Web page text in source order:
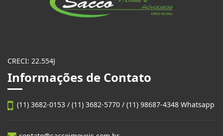
CRECI: 22.554J
Informações de Contato
(11) 3682-0153 / (11) 3682-5770 / (11) 98687-4348 Whatsapp